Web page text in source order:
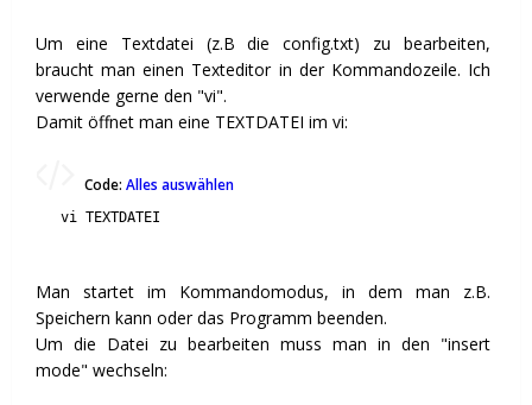
Um eine Textdatei (z.B die config.txt) zu bearbeiten,
braucht man einen Texteditor in der Kommandozeile. Ich
verwende gerne den "vi".
Damit öffnet man eine TEXTDATEI im vi:
Code: Alles auswählen
vi TEXTDATEI
Man startet im Kommandomodus, in dem man z.B.
Speichern kann oder das Programm beenden.
Um die Datei zu bearbeiten muss man in den "insert
mode" wechseln: